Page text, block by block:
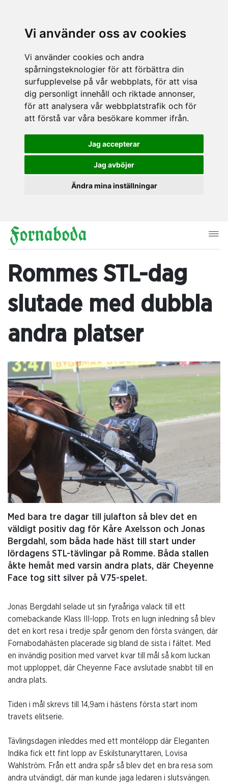
Vi använder oss av cookies
Vi använder cookies och andra
spårningsteknologier för att förbättra din
surfupplevelse på vår webbplats, för att visa
dig personligt innehåll och riktade annonser,
för att analysera vår webbplatstrafik och för
att förstå var våra besökare kommer ifrån.
Jag accepterar
Jag avböjer
Ändra mina inställningar
Rommes STL-dag
slutade med dubbla
andra platser
Med bara tre dagar till julafton så blev det en
väldigt positiv dag för Kåre Axelsson och Jonas
Bergdahl, som båda hade häst till start under
lördagens STL-tävlingar på Romme. Båda stallen
åkte hemåt med varsin andra plats, där Cheyenne
Face tog sitt silver på V75-spelet.
Jonas Bergdahl selade ut sin fyraåriga valack till ett
comebackande Klass III-lopp. Trots en lugn inledning så blev
det en kort resa i tredje spår genom den första svängen, där
Fornabodahästen placerade sig bland de sista i fältet. Med
en invändig position med varvet kvar till mål så kom luckan
mot upploppet, där Cheyenne Face avslutade snabbt till en
andra plats.
Tiden i mål skrevs till 14,9am i hästens första start inom
travets elitserie.
Tävlingsdagen inleddes med ett montélopp där Eleganten
Indika fick ett fint lopp av Eskilstunaryttaren, Lovisa
Wahlström. Från ett andra spår så blev det en bra resa som
andra utvändigt, där man kunde jaga ledaren i slutsvängen.